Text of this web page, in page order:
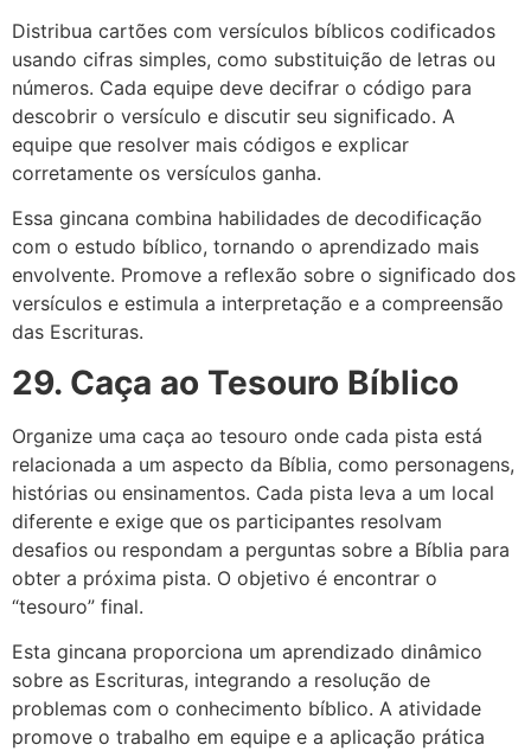
Distribua cartões com versículos bíblicos codificados
usando cifras simples, como substituição de letras ou
números. Cada equipe deve decifrar o código para
descobrir o versículo e discutir seu significado. A
equipe que resolver mais códigos e explicar
corretamente os versículos ganha.
Essa gincana combina habilidades de decodificação
com o estudo bíblico, tornando o aprendizado mais
envolvente. Promove a reflexão sobre o significado dos
versículos e estimula a interpretação e a compreensão
das Escrituras.
29. Caça ao Tesouro Bíblico
Organize uma caça ao tesouro onde cada pista está
relacionada a um aspecto da Bíblia, como personagens,
histórias ou ensinamentos. Cada pista leva a um local
diferente e exige que os participantes resolvam
desafios ou respondam a perguntas sobre a Bíblia para
obter a próxima pista. O objetivo é encontrar o
“tesouro” final.
Esta gincana proporciona um aprendizado dinâmico
sobre as Escrituras, integrando a resolução de
problemas com o conhecimento bíblico. A atividade
promove o trabalho em equipe e a aplicação prática